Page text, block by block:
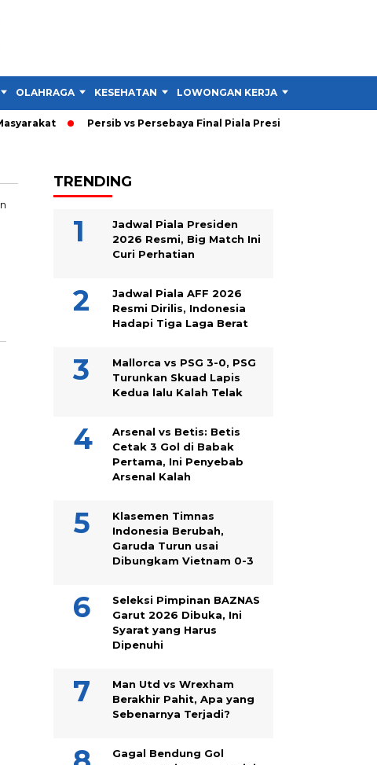
OLAHRAGA KESEHATAN LOWONGAN KERJA
Persib vs Persebaya Final Piala Presiden 2026: Persib
TRENDING
Jadwal Piala Presiden
2026 Resmi, Big Match Ini
Curi Perhatian
Jadwal Piala AFF 2026
Resmi Dirilis, Indonesia
Hadapi Tiga Laga Berat
Mallorca vs PSG 3-0, PSG
Turunkan Skuad Lapis
Kedua lalu Kalah Telak
Arsenal vs Betis: Betis
Cetak 3 Gol di Babak
Pertama, Ini Penyebab
Arsenal Kalah
Klasemen Timnas
Indonesia Berubah,
Garuda Turun usai
Dibungkam Vietnam 0-3
Seleksi Pimpinan BAZNAS
Garut 2026 Dibuka, Ini
Syarat yang Harus
Dipenuhi
Man Utd vs Wrexham
Berakhir Pahit, Apa yang
Sebenarnya Terjadi?
Gagal Bendung Gol